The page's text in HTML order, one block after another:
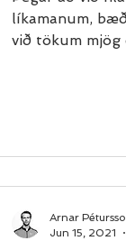
líkamanum,
við tökum
Arnar
Jun 15, 2021